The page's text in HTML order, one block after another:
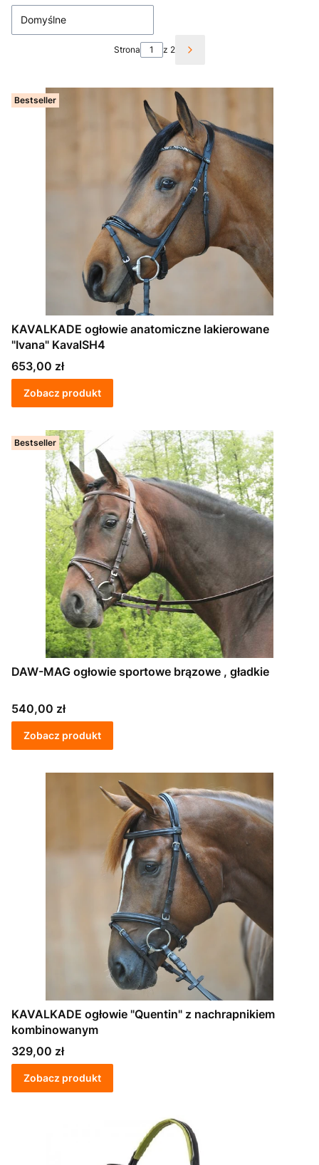
Domyślne
Strona z 2 Następne produkty
Bestseller
KAVALKADE ogłowie anatomiczne lakierowane
"Ivana" KavalSH4
Cena
653,00 zł
Zobacz produkt
Bestseller
DAW-MAG ogłowie sportowe brązowe , gładkie
Cena
540,00 zł
Zobacz produkt
KAVALKADE ogłowie "Quentin" z nachrapnikiem
kombinowanym
Cena
329,00 zł
Zobacz produkt